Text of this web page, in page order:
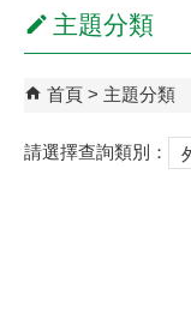
主題分類
首頁 主題分類
請選擇查詢類別：